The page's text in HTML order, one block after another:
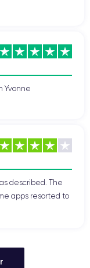
Yvonne
described. The
apps resorted to